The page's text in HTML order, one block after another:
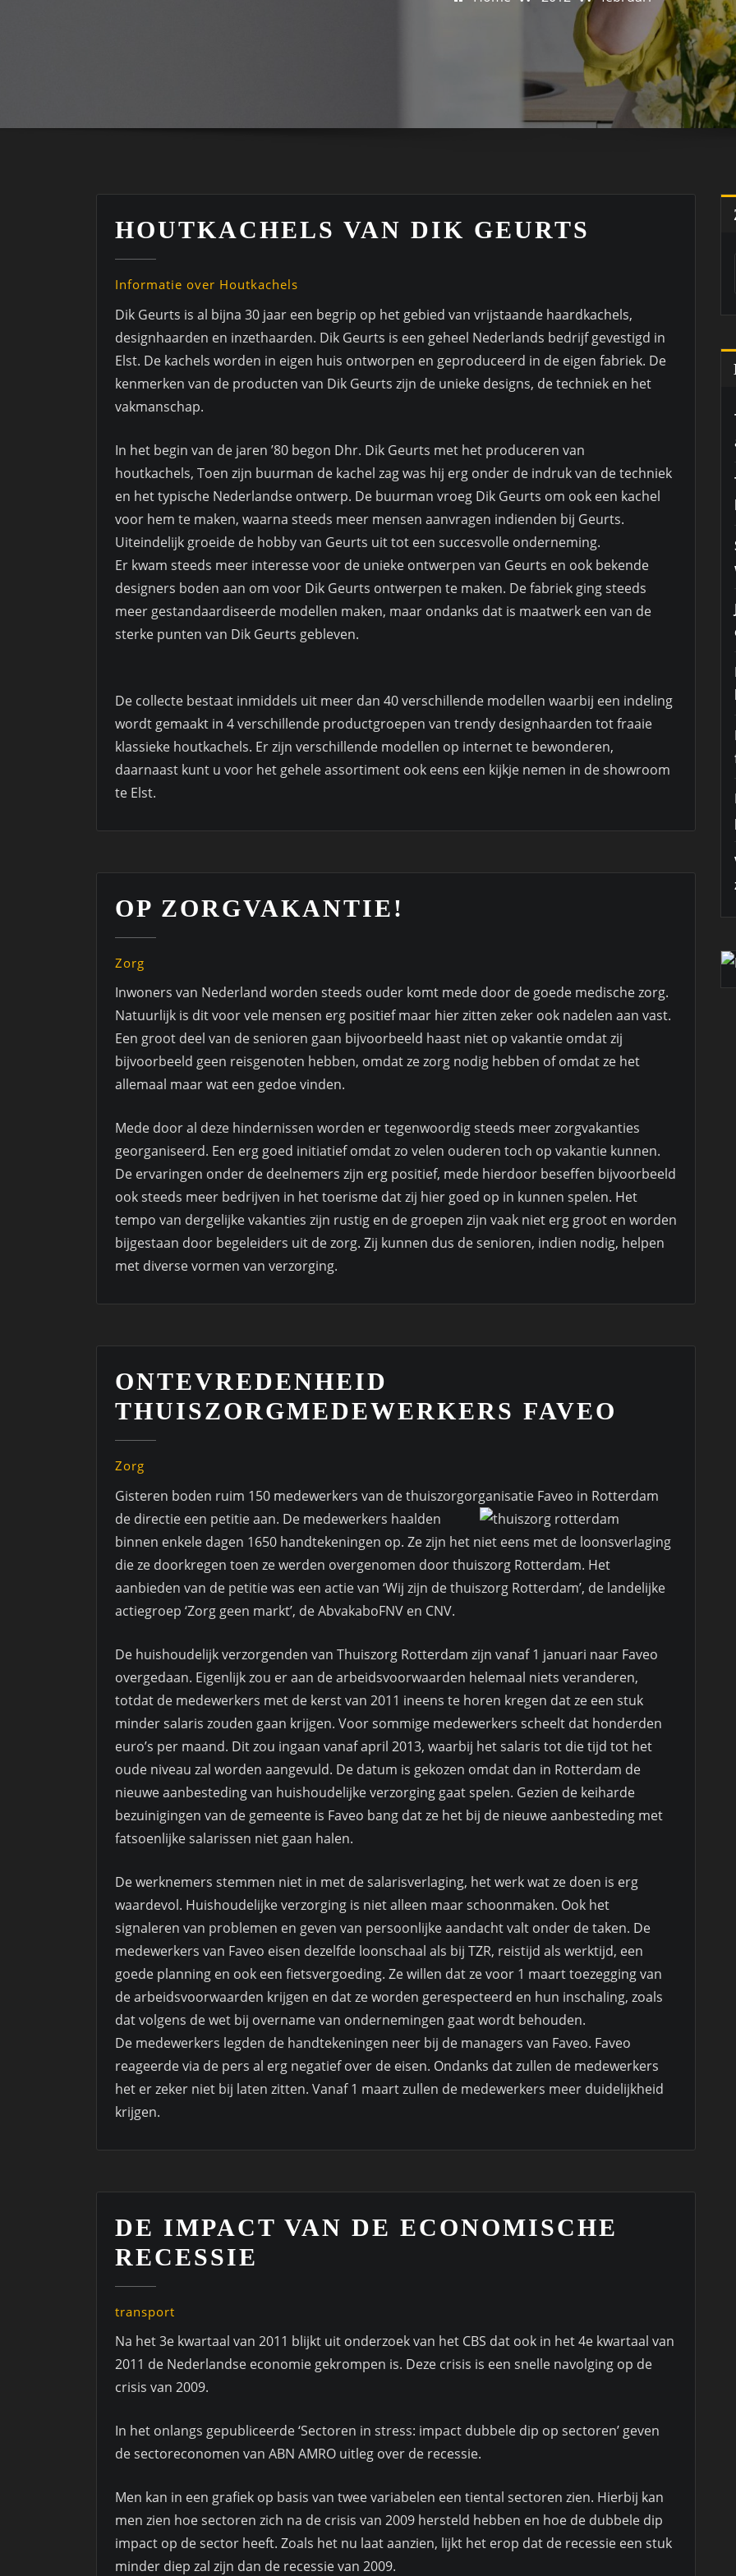
HOUTKACHELS VAN DIK GEURTS
Informatie over Houtkachels
Dik Geurts is al bijna 30 jaar een begrip op het gebied van vrijstaande haardkachels,
designhaarden en inzethaarden. Dik Geurts is een geheel Nederlands bedrijf gevestigd in
Elst. De kachels worden in eigen huis ontworpen en geproduceerd in de eigen fabriek. De
kenmerken van de producten van Dik Geurts zijn de unieke designs, de techniek en het
vakmanschap.
In het begin van de jaren ’80 begon Dhr. Dik Geurts met het produceren van
houtkachels, Toen zijn buurman de kachel zag was hij erg onder de indruk van de techniek
en het typische Nederlandse ontwerp. De buurman vroeg Dik Geurts om ook een kachel
voor hem te maken, waarna steeds meer mensen aanvragen indienden bij Geurts.
Uiteindelijk groeide de hobby van Geurts uit tot een succesvolle onderneming.
Er kwam steeds meer interesse voor de unieke ontwerpen van Geurts en ook bekende
designers boden aan om voor Dik Geurts ontwerpen te maken. De fabriek ging steeds
meer gestandaardiseerde modellen maken, maar ondanks dat is maatwerk een van de
sterke punten van Dik Geurts gebleven.
De collecte bestaat inmiddels uit meer dan 40 verschillende modellen waarbij een indeling
wordt gemaakt in 4 verschillende productgroepen van trendy designhaarden tot fraaie
klassieke houtkachels. Er zijn verschillende modellen op internet te bewonderen,
daarnaast kunt u voor het gehele assortiment ook eens een kijkje nemen in de showroom
te Elst.
OP ZORGVAKANTIE!
Zorg
Inwoners van Nederland worden steeds ouder komt mede door de goede medische zorg.
Natuurlijk is dit voor vele mensen erg positief maar hier zitten zeker ook nadelen aan vast.
Een groot deel van de senioren gaan bijvoorbeeld haast niet op vakantie omdat zij
bijvoorbeeld geen reisgenoten hebben, omdat ze zorg nodig hebben of omdat ze het
allemaal maar wat een gedoe vinden.
Mede door al deze hindernissen worden er tegenwoordig steeds meer zorgvakanties
georganiseerd. Een erg goed initiatief omdat zo velen ouderen toch op vakantie kunnen.
De ervaringen onder de deelnemers zijn erg positief, mede hierdoor beseffen bijvoorbeeld
ook steeds meer bedrijven in het toerisme dat zij hier goed op in kunnen spelen. Het
tempo van dergelijke vakanties zijn rustig en de groepen zijn vaak niet erg groot en worden
bijgestaan door begeleiders uit de zorg. Zij kunnen dus de senioren, indien nodig, helpen
met diverse vormen van verzorging.
ONTEVREDENHEID
THUISZORGMEDEWERKERS FAVEO
Zorg
Gisteren boden ruim 150 medewerkers van de thuiszorgorganisatie Faveo in Rotterdam
de directie een petitie aan. De medewerkers haalden
binnen enkele dagen 1650 handtekeningen op. Ze zijn het niet eens met de loonsverlaging
die ze doorkregen toen ze werden overgenomen door thuiszorg Rotterdam. Het
aanbieden van de petitie was een actie van ‘Wij zijn de thuiszorg Rotterdam’, de landelijke
actiegroep ‘Zorg geen markt’, de AbvakaboFNV en CNV.
De huishoudelijk verzorgenden van Thuiszorg Rotterdam zijn vanaf 1 januari naar Faveo
overgedaan. Eigenlijk zou er aan de arbeidsvoorwaarden helemaal niets veranderen,
totdat de medewerkers met de kerst van 2011 ineens te horen kregen dat ze een stuk
minder salaris zouden gaan krijgen. Voor sommige medewerkers scheelt dat honderden
euro’s per maand. Dit zou ingaan vanaf april 2013, waarbij het salaris tot die tijd tot het
oude niveau zal worden aangevuld. De datum is gekozen omdat dan in Rotterdam de
nieuwe aanbesteding van huishoudelijke verzorging gaat spelen. Gezien de keiharde
bezuinigingen van de gemeente is Faveo bang dat ze het bij de nieuwe aanbesteding met
fatsoenlijke salarissen niet gaan halen.
De werknemers stemmen niet in met de salarisverlaging, het werk wat ze doen is erg
waardevol. Huishoudelijke verzorging is niet alleen maar schoonmaken. Ook het
signaleren van problemen en geven van persoonlijke aandacht valt onder de taken. De
medewerkers van Faveo eisen dezelfde loonschaal als bij TZR, reistijd als werktijd, een
goede planning en ook een fietsvergoeding. Ze willen dat ze voor 1 maart toezegging van
de arbeidsvoorwaarden krijgen en dat ze worden gerespecteerd en hun inschaling, zoals
dat volgens de wet bij overname van ondernemingen gaat wordt behouden.
De medewerkers legden de handtekeningen neer bij de managers van Faveo. Faveo
reageerde via de pers al erg negatief over de eisen. Ondanks dat zullen de medewerkers
het er zeker niet bij laten zitten. Vanaf 1 maart zullen de medewerkers meer duidelijkheid
krijgen.
DE IMPACT VAN DE ECONOMISCHE
RECESSIE
transport
Na het 3e kwartaal van 2011 blijkt uit onderzoek van het CBS dat ook in het 4e kwartaal van
2011 de Nederlandse economie gekrompen is. Deze crisis is een snelle navolging op de
crisis van 2009.
In het onlangs gepubliceerde ‘Sectoren in stress: impact dubbele dip op sectoren’ geven
de sectoreconomen van ABN AMRO uitleg over de recessie.
Men kan in een grafiek op basis van twee variabelen een tiental sectoren zien. Hierbij kan
men zien hoe sectoren zich na de crisis van 2009 hersteld hebben en hoe de dubbele dip
impact op de sector heeft. Zoals het nu laat aanzien, lijkt het erop dat de recessie een stuk
minder diep zal zijn dan de recessie van 2009.